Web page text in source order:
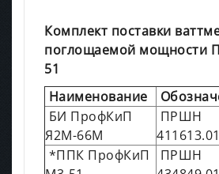
Комплект поставки
поглощаемой мощности
51
Наименование
БИ ПрофКиП
Я2М-66М
ПРШН
*ППК ПрофКиП
ПРШН